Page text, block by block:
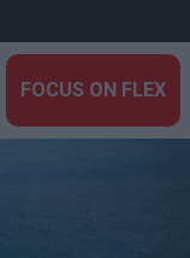
FOCUS ON FLEX